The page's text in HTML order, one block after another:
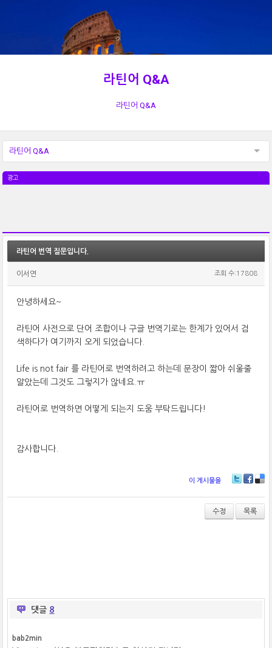
라틴어 Q&A
라틴어 Q&A
라틴어 Q&A
광고
라틴어 번역 질문입니다.
이서연 조회 수:17808
안녕하세요~
라틴어 사전으로 단어 조합이나 구글 번역기로는 한계가 있어서 검
색하다가 여기까지 오게 되었습니다.
Life is not fair 를 라틴어로 번역하려고 하는데 문장이 짧아 쉬울줄
알았는데 그것도 그렇지가 않네요.ㅠ
라틴어로 번역하면 어떻게 되는지 도움 부탁드립니다!
감사합니다.
이 게시물을
wi
er
ce
bo
ok
lici
ou
s
수정 목록
댓글 8
bab2min